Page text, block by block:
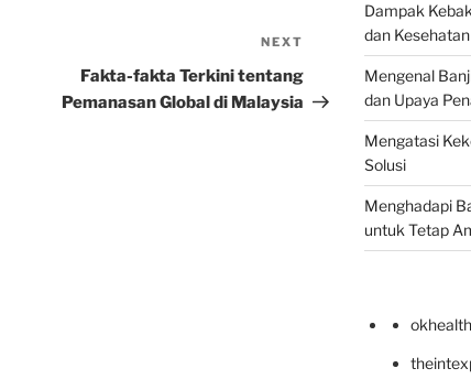
Post
NEXT
Fakta-fakta Terkini tentang
Pemanasan Global di Malaysia
Dampak
dan
Mengenal
dan Upaya
Mengatasi
Solusi
Menghadapi
untuk Tetap